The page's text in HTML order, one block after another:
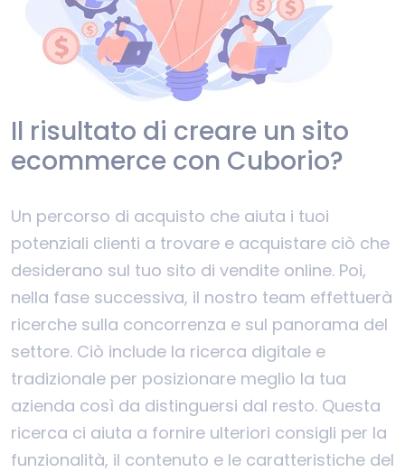
Il risultato di creare un sito
ecommerce con Cuborio?
Un percorso di acquisto che aiuta i tuoi
potenziali clienti a trovare e acquistare ciò che
desiderano sul tuo sito di vendite online. Poi,
nella fase successiva, il nostro team effettuerà
ricerche sulla concorrenza e sul panorama del
settore. Ciò include la ricerca digitale e
tradizionale per posizionare meglio la tua
azienda così da distinguersi dal resto. Questa
ricerca ci aiuta a fornire ulteriori consigli per la
funzionalità, il contenuto e le caratteristiche del